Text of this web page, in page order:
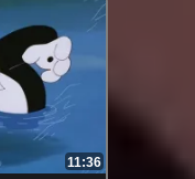
11:36